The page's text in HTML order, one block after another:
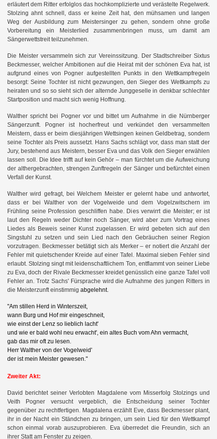
erläutert dem Ritter erfolglos das hochkomplizierte und verästelte Regelwerk.
Stolzing ahnt schnell, dass er keine Zeit hat, den mühsamen und langen
Weg der Ausbildung zum Meistersinger zu gehen, sondern ohne große
Vorbereitung ein Meisterlied zusammenbringen muss, um damit am
Sängerwettstreit teilzunehmen.
Die Meister versammeln sich zur Vereinssitzung. Der Stadtschreiber Sixtus
Beckmesser, welcher Ambitionen auf die Heirat mit der schönen Eva hat, ist
aufgrund eines von Pogner aufgestellten Punkts in den Wettkampfregeln
besorgt: Seine Tochter ist nicht gezwungen, den Sieger des Wettkampfs zu
heiraten und so so sieht sich der alternde Junggeselle in denkbar schlechter
Startposition und macht sich wenig Hoffnung.
Walther spricht bei Pogner vor und bittet um Aufnahme in die Nürnberger
Sängerzunft. Pogner ist hocherfreut und verkündet den versammelten
Meistern, dass er beim diesjährigen Wettsingen keinen Geldbetrag, sondern
seine Tochter als Preis aussetzt. Hans Sachs schlägt vor, dass man statt der
Jury, bestehend aus Meistern, besser Eva und das Volk den Sieger erwählen
lassen soll. Die Idee trifft auf kein Gehör – man fürchtet um die Aufweichung
der althergebrachten, strengen Zunftregeln der Sänger und befürchtet einen
Verfall der Kunst.
Walther wird gefragt, bei Welchem Meister er gelernt habe und antwortet,
dass er bei Walther von der Vogelweide und dem Vogelzwitschern im
Frühling seine Profession geschliffen habe. Dies verwirrt die Meister; er ist
laut den Regeln weder Dichter noch Sänger, wird aber zum Vortrag eines
Liedes als Beweis seiner Kunst zugelassen. Er wird gebeten sich auf den
Singstuhl zu setzen und sein Lied nach den Gebräuchen seiner Region
vorzutragen. Beckmesser betätigt sich als Merker – er notiert die Anzahl der
Fehler mit quietschender Kreide auf einer Tafel. Maximal sieben Fehler sind
erlaubt. Stolzing singt mit leidenschaftlichem Ton, entflammt von seiner Liebe
zu Eva, doch der Rivale Beckmesser kreidet genüsslich eine ganze Tafel voll
Fehler an. Trotz Sachs' Fürsprache wird die Aufnahme des jungen Ritters in
die Meisterzunft einstimmig abgelehnt.
"Am stillen Herd in Winterszeit,
wann Burg und Hof mir eingeschneit,
wie einst der Lenz so lieblich lacht'
und wie er bald wohl neu erwacht', ein altes Buch vom Ahn vermacht,
gab das mir oft zu lesen.
Herr Walther von der Vogelweid'
der ist mein Meister gewesen."
Zweiter Akt:
David berichtet seiner Verlobten Magdalene vom Misserfolg Stolzings und
Veith Pogner versucht vergeblich, die Entscheidung seiner Tochter
gegenüber zu rechtfertigen. Magdalena erzählt Eve, dass Beckmesser plant,
ihr in der Nacht ein Ständchen zu bringen, um sein Lied für den Wettkampf
schon einmal vorab auszuprobieren. Eva überredet die Freundin, sich an
ihrer Statt am Fenster zu zeigen.